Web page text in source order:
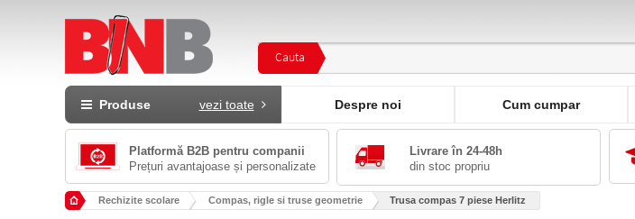
Cauta
Produse vezi toate Despre noi Cum cumpar
Platformă B2B pentru companii
Prețuri avantajoase și personalizate
Livrare în 24-48h
din stoc propriu
Rechizite scolare Compas, rigle si truse geometrie Trusa compas 7 piese Herlitz